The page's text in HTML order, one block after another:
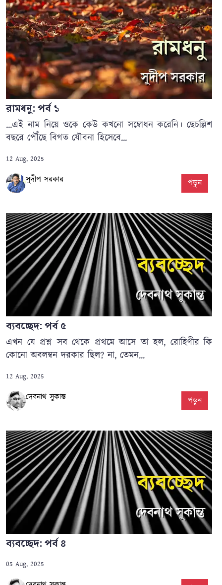
রামধনু: পর্ব ১
...এই নাম নিয়ে ওকে কেউ কখনো সম্বোধন করেনি। ছেচল্লিশ
বছরে পৌঁছে বিগত যৌবনা হিসেবে...
12 Aug, 2025
সুদীপ সরকার পড়ুন
ব্যবচ্ছেদ: পর্ব ৫
এখন যে প্রশ্ন সব থেকে প্রথমে আসে তা হল, রোহিণীর কি
কোনো অবলম্বন দরকার ছিল? না, তেমন...
12 Aug, 2025
দেবনাথ সুকান্ত পড়ুন
ব্যবচ্ছেদ: পর্ব ৪
05 Aug, 2025